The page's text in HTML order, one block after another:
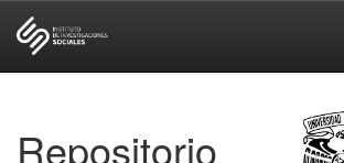
Repositorio